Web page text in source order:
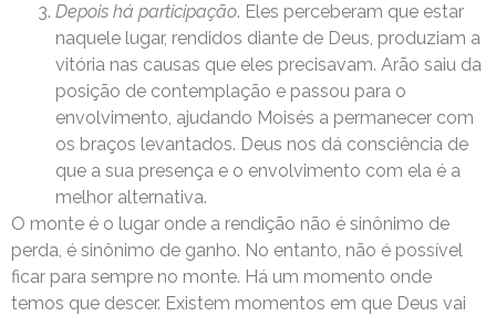
Depois há participação. Eles perceberam que estar
naquele lugar, rendidos diante de Deus, produziam a
vitória nas causas que eles precisavam. Arão saiu da
posição de contemplação e passou para o
envolvimento, ajudando Moisés a permanecer com
os braços levantados. Deus nos dá consciência de
que a sua presença e o envolvimento com ela é a
melhor alternativa.
O monte é o lugar onde a rendição não é sinônimo de
perda, é sinônimo de ganho. No entanto, não é possível
ficar para sempre no monte. Há um momento onde
temos que descer. Existem momentos em que Deus vai